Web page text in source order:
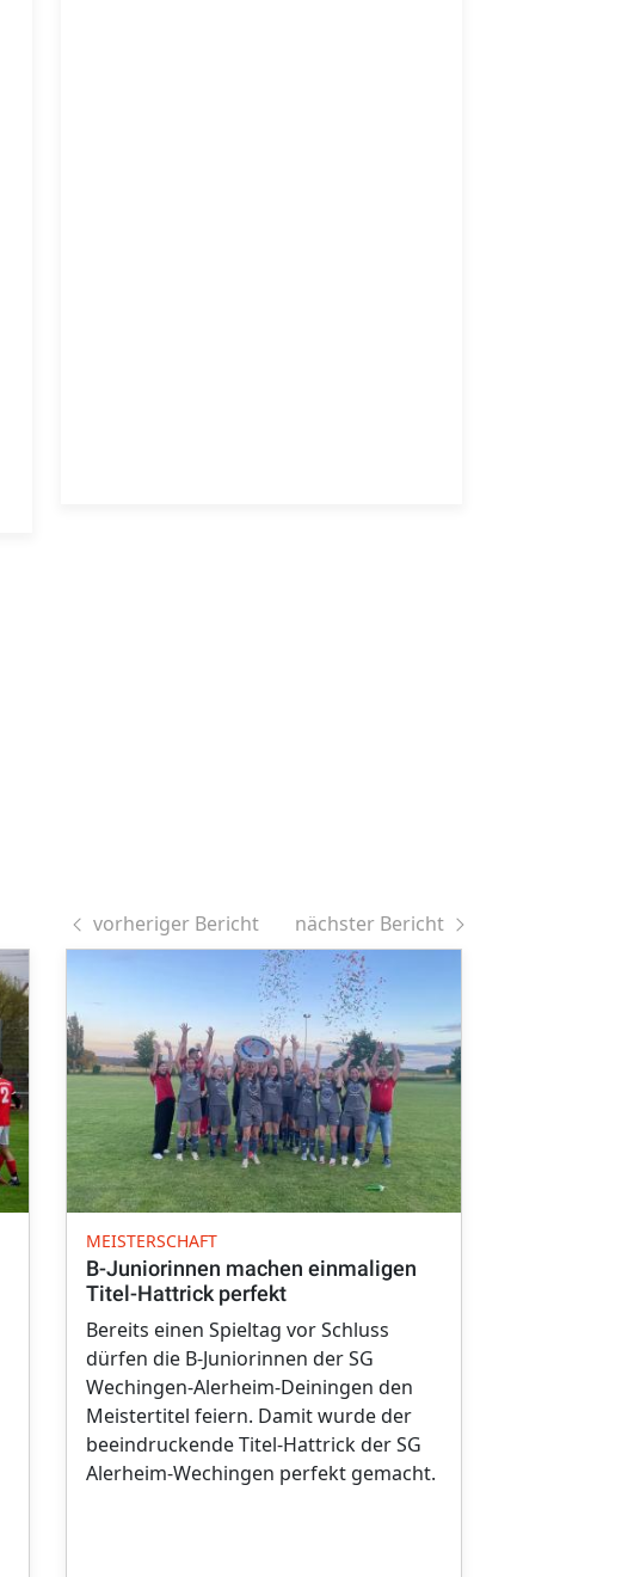
vorheriger Bericht nächster Bericht
MEISTERSCHAFT
B-Juniorinnen machen einmaligen
Titel-Hattrick perfekt
Bereits einen Spieltag vor Schluss
dürfen die B-Juniorinnen der SG
Wechingen-Alerheim-Deiningen den
Meistertitel feiern. Damit wurde der
beeindruckende Titel-Hattrick der SG
Alerheim-Wechingen perfekt gemacht.